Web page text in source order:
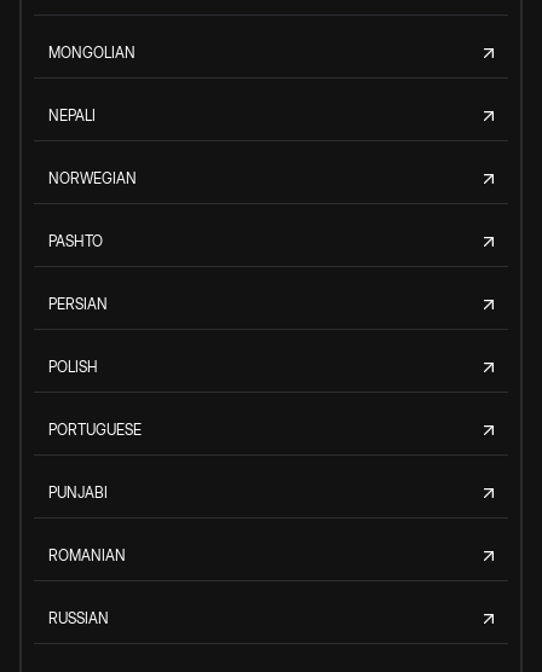
MONGOLIAN
NEPALI
NORWEGIAN
PASHTO
PERSIAN
POLISH
PORTUGUESE
PUNJABI
ROMANIAN
RUSSIAN